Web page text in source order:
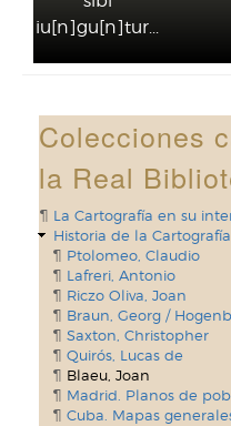
iu[n]gu[n]tur...
Colecciones
la Real
La Cartografía en su
Historia de la
Ptolomeo, Claudio
Lafreri, Antonio
Riczo Oliva, Joan
Braun, Georg /
Saxton, Christopher
Quirós, Lucas de
Blaeu, Joan
Madrid. Planos de
Cuba. Mapas